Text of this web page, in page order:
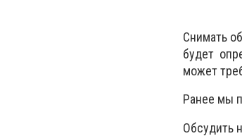
Снимать
будет
может
Ранее мы
Обсудить